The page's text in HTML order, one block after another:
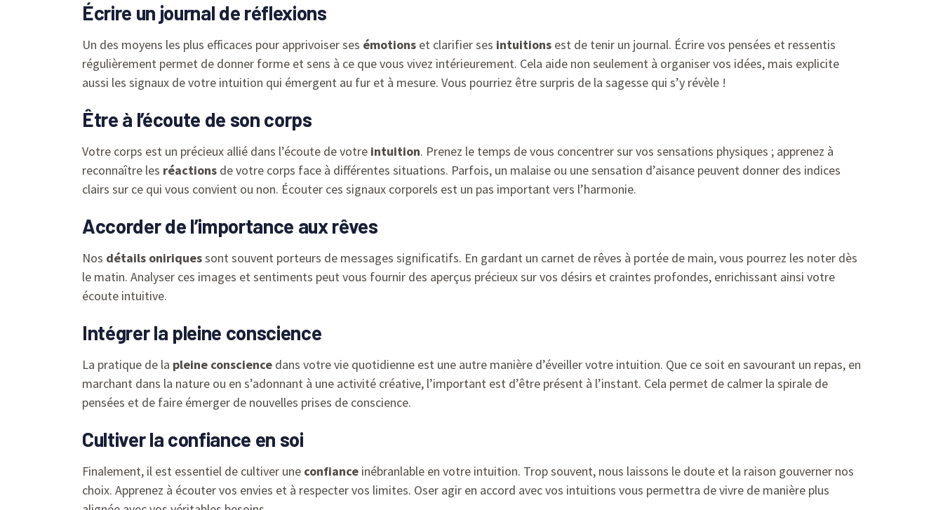
Écrire un journal de réflexions
Un des moyens les plus efficaces pour apprivoiser ses émotions et clarifier ses intuitions est de tenir un journal. Écrire vos pensées et ressentis
régulièrement permet de donner forme et sens à ce que vous vivez intérieurement. Cela aide non seulement à organiser vos idées, mais explicite
aussi les signaux de votre intuition qui émergent au fur et à mesure. Vous pourriez être surpris de la sagesse qui s’y révèle !
Être à l’écoute de son corps
Votre corps est un précieux allié dans l’écoute de votre intuition. Prenez le temps de vous concentrer sur vos sensations physiques ; apprenez à
reconnaître les réactions de votre corps face à différentes situations. Parfois, un malaise ou une sensation d’aisance peuvent donner des indices
clairs sur ce qui vous convient ou non. Écouter ces signaux corporels est un pas important vers l’harmonie.
Accorder de l’importance aux rêves
Nos détails oniriquessont souvent porteurs de messages significatifs. En gardant un carnet de rêves à portée de main, vous pourrez les noter dès
le matin. Analyser ces images et sentiments peut vous fournir des aperçus précieux sur vos désirs et craintes profondes, enrichissant ainsi votre
écoute intuitive.
Intégrer la pleine conscience
La pratique de la pleine conscience dans votre vie quotidienne est une autre manière d’éveiller votre intuition. Que ce soit en savourant un repas, en
marchant dans la nature ou en s’adonnant à une activité créative, l’important est d’être présent à l’instant. Cela permet de calmer la spirale de
pensées et de faire émerger de nouvelles prises de conscience.
Cultiver la confiance en soi
Finalement, il est essentiel de cultiver une confiance inébranlable en votre intuition. Trop souvent, nous laissons le doute et la raison gouverner nos
choix. Apprenez à écouter vos envies et à respecter vos limites. Oser agir en accord avec vos intuitions vous permettra de vivre de manière plus